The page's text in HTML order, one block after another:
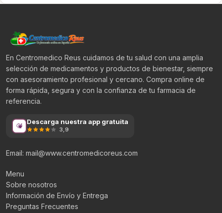
En Centromedico Reus cuidamos de tu salud con una amplia
selección de medicamentos y productos de bienestar, siempre
con asesoramiento profesional y cercano. Compra online de
forma rápida, segura y con la confianza de tu farmacia de
referencia.
Descarga nuestra app gratuita
3,9
Email: mail@www.centromedicoreus.com
Menu
Sobre nosotros
Información de Envío y Entrega
Preguntas Frecuentes